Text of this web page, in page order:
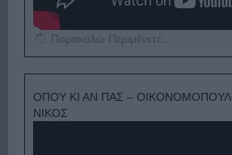
Παρακαλώ Περιμένετε...
ΟΠΟΥ ΚΙ ΑΝ ΠΑΣ –
ΝΙΚΟΣ